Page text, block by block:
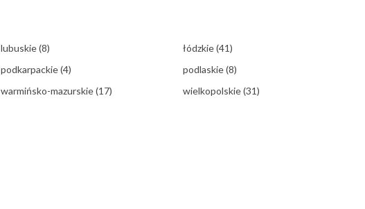
lubuskie(8) łódzkie(41)
podkarpackie(4) podlaskie(8)
warmińsko-mazurskie(17) wielkopolskie(31)